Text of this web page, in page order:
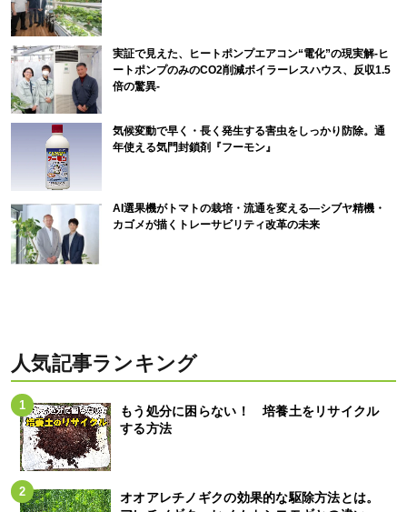
実証で見えた、ヒートポンプエアコン“電化”の現実解-ヒ
ートポンプのみのCO2削減ボイラーレスハウス、反収1.5
倍の驚異-
気候変動で早く・長く発生する害虫をしっかり防除。通
年使える気門封鎖剤『フーモン』
AI選果機がトマトの栽培・流通を変える―シブヤ精機・
カゴメが描くトレーサビリティ改革の未来
人気記事ランキング
もう処分に困らない！ 培養土をリサイクル
する方法
オオアレチノギクの効果的な駆除方法とは。